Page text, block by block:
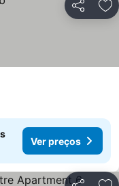
Partilhar
Ver preços